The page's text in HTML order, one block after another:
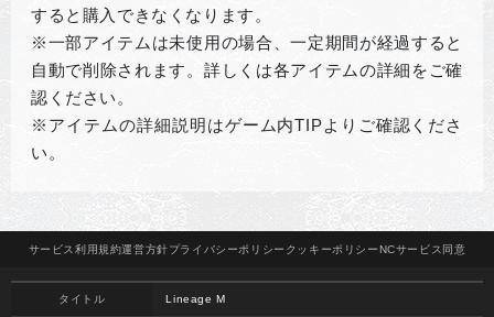
すると購入できなくなります。
※一部アイテムは未使用の場合、一定期間が経過すると
自動で削除されます。詳しくは各アイテムの詳細をご確
認ください。
※アイテムの詳細説明はゲーム内TIPよりご確認くださ
い。
サービス 利用規約運営方針プライバシーポリシー クッキーポリシーNCサービス 同意
タイトル Lineage M